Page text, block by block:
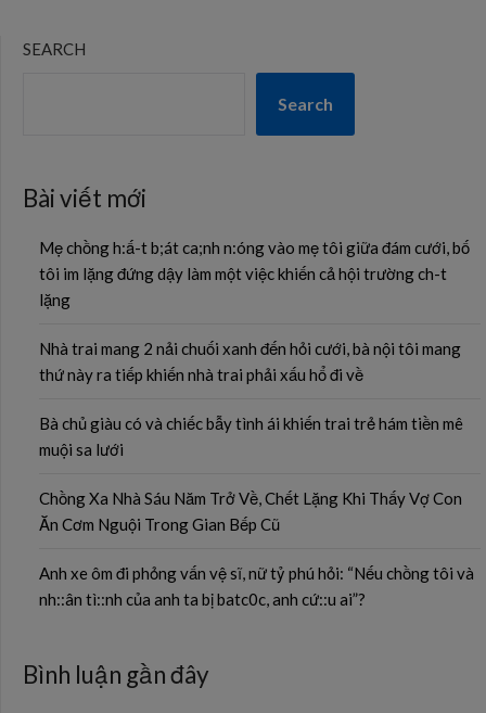
SEARCH
Search
Bài viết mới
Mẹ chồng h:ấ-t b;át ca;nh n:óng vào mẹ tôi giữa đám cưới, bố
tôi im lặng đứng dậy làm một việc khiến cả hội trường ch-t
lặng
Nhà trai mang 2 nải chuối xanh đến hỏi cưới, bà nội tôi mang
thứ này ra tiếp khiến nhà trai phải xấu hổ đi về
Bà chủ giàu có và chiếc bẫy tình ái khiến trai trẻ hám tiền mê
muội sa lưới
Chồng Xa Nhà Sáu Năm Trở Về, Chết Lặng Khi Thấy Vợ Con
Ăn Cơm Nguội Trong Gian Bếp Cũ
Anh xe ôm đi phỏng vấn vệ sĩ, nữ tỷ phú hỏi: “Nếu chồng tôi và
nh::ân tì::nh của anh ta bị batc0c, anh cứ::u ai”?
Bình luận gần đây